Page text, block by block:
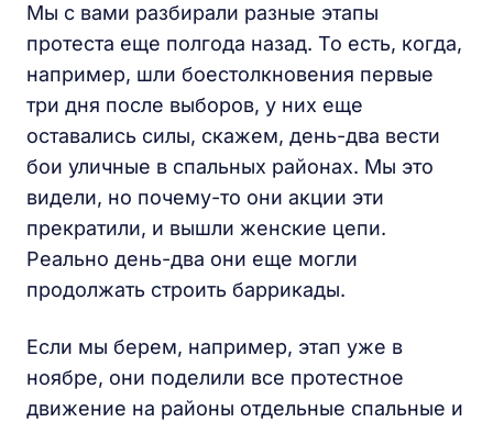
Мы с вами разбирали разные этапы
протеста еще полгода назад. То есть, когда,
например, шли боестолкновения первые
три дня после выборов, у них еще
оставались силы, скажем, день-два вести
бои уличные в спальных районах. Мы это
видели, но почему-то они акции эти
прекратили, и вышли женские цепи.
Реально день-два они еще могли
продолжать строить баррикады.
Если мы берем, например, этап уже в
ноябре, они поделили все протестное
движение на районы отдельные спальные и